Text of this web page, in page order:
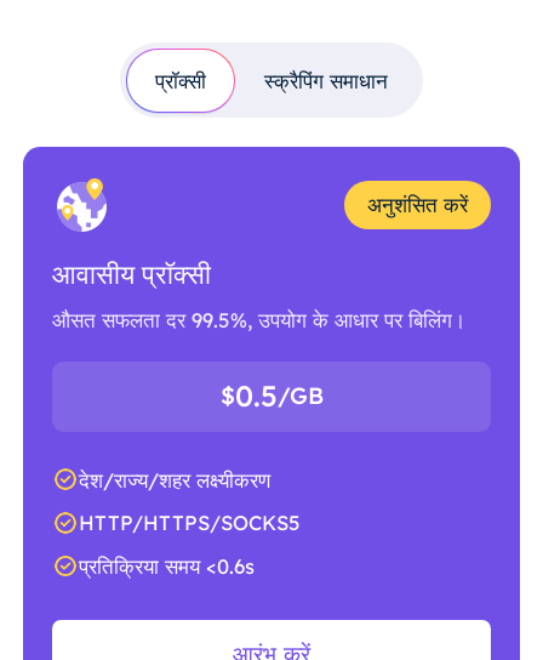
प्रॉक्सी स्क्रैपिंग समाधान
अनुशंसित करें
आवासीय प्रॉक्सी
औसत सफलता दर 99.5%, उपयोग के आधार पर बिलिंग।
$0.5/GB
देश/राज्य/शहर लक्ष्यीकरण
HTTP/HTTPS/SOCKS5
प्रतिक्रिया समय <0.6s
आरंभ करें